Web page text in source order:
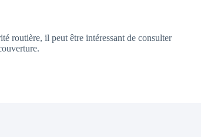
routière, il peut être intéressant de consulter